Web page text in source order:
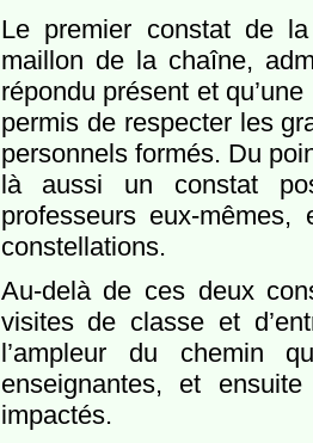
Le premier constat de
maillon de la chaîne,
répondu présent et
permis de respecter les
personnels formés. Du
là aussi un constat
professeurs eux-
constellations.
Au-delà de ces deux
visites de classe et
l’ampleur du chemin
enseignantes, et
impactés.